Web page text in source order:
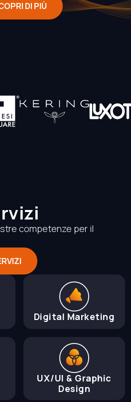
DI PIÙ
competenze per il
Digital Marketing
UX/UI & Graphic
Design